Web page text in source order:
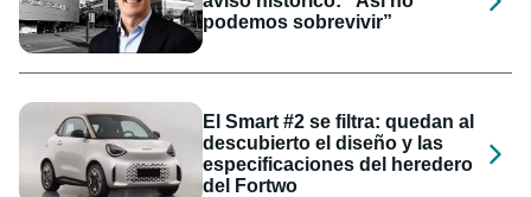
podemos sobrevivir”
El Smart #2 se filtra: quedan al
descubierto el diseño y las
especificaciones del heredero
del Fortwo